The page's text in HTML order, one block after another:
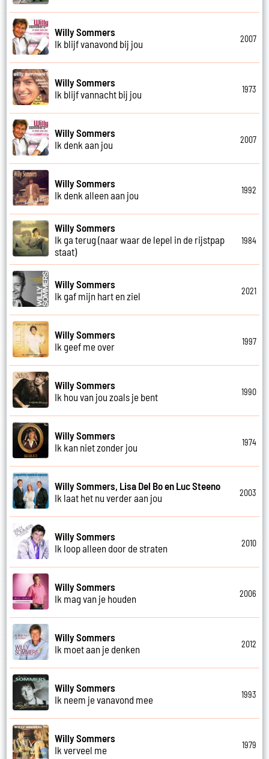
Willy Sommers
Ik blijf vanavond bij jou
2007
Willy Sommers
Ik blijf vannacht bij jou
1973
Willy Sommers
Ik denk aan jou
2007
Willy Sommers
Ik denk alleen aan jou
1992
Willy Sommers
Ik ga terug (naar waar de lepel in de rijstpap
staat)
1984
Willy Sommers
Ik gaf mijn hart en ziel
2021
Willy Sommers
Ik geef me over
1997
Willy Sommers
Ik hou van jou zoals je bent
1990
Willy Sommers
Ik kan niet zonder jou
1974
Willy Sommers, Lisa Del Bo en Luc Steeno
Ik laat het nu verder aan jou
2003
Willy Sommers
Ik loop alleen door de straten
2010
Willy Sommers
Ik mag van je houden
2006
Willy Sommers
Ik moet aan je denken
2012
Willy Sommers
Ik neem je vanavond mee
1993
Willy Sommers
Ik verveel me
1979